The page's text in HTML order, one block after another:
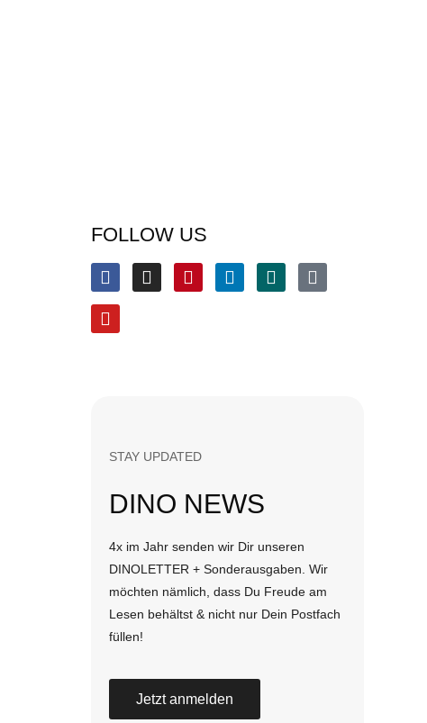
FOLLOW US
STAY UPDATED
DINO NEWS
4x im Jahr senden wir Dir unseren
DINOLETTER + Sonderausgaben. Wir
möchten nämlich, dass Du Freude am
Lesen behältst & nicht nur Dein Postfach
füllen!
Jetzt anmelden